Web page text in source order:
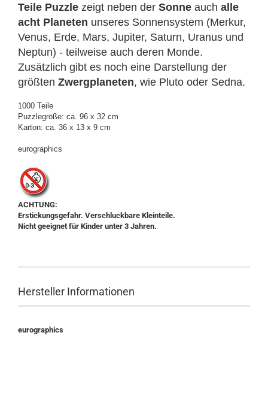
Teile Puzzle zeigt neben der Sonne auch alle
acht Planeten unseres Sonnensystem (Merkur,
Venus, Erde, Mars, Jupiter, Saturn, Uranus und
Neptun) - teilweise auch deren Monde.
Zusätzlich gibt es noch eine Darstellung der
größten Zwergplaneten, wie Pluto oder Sedna.
1000 Teile
Puzzlegröße: ca. 96 x 32 cm
Karton: ca. 36 x 13 x 9 cm
eurographics
ACHTUNG:
Erstickungsgefahr. Verschluckbare Kleinteile.
Nicht geeignet für Kinder unter 3 Jahren.
Hersteller Informationen
eurographics